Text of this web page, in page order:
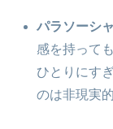
パラソーシ
感を持って
ひとりにす
のは非現実